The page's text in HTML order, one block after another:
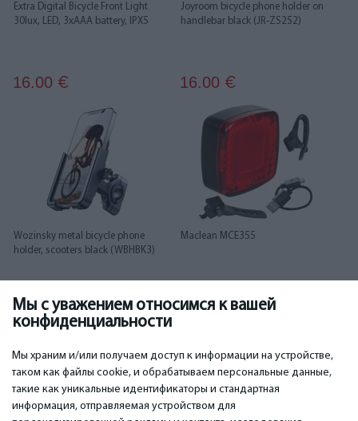
Мы с уважением относимся к вашей
конфиденциальности
Мы храним и/или получаем доступ к информации на устройстве,
таком как файлы cookie, и обрабатываем персональные данные,
такие как уникальные идентификаторы и стандартная
информация, отправляемая устройством для
Extra Digital Bicycle Front Light
30lux, LED, 3xAAA battery, IPX5
16.00 €
Joyroom bicycle phone holder on
handlebar black (JR-ZS252)
16.00 €
Wozinsky metal bicycle phone
holder, scooters black (WBHBK3)
16.00€
Maclean MCE355
17.00€
1 2 3 4 5 6 ... 14 15